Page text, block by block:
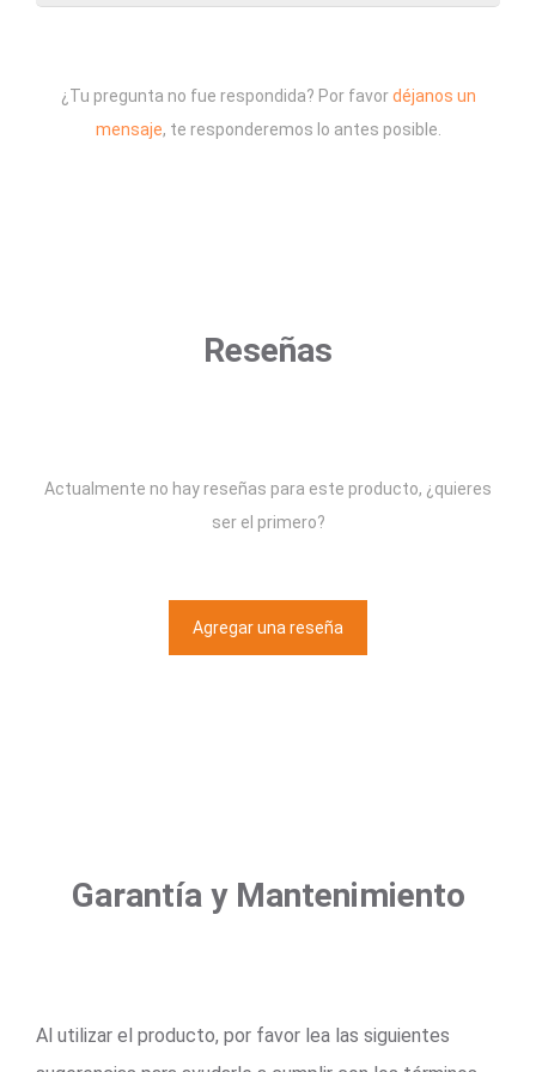
¿Tu pregunta no fue respondida? Por favordéjanos un
mensaje, te responderemos lo antes posible.
Reseñas
Actualmente no hay reseñas para este producto, ¿quieres
ser el primero?
Agregar una reseña
Garantía y Mantenimiento
Al utilizar el producto, por favor lea las siguientes